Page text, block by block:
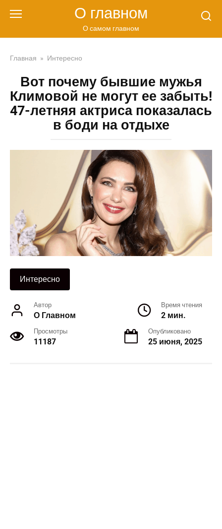
О главном
О самом главном
Главная » Интересно
Вот почему бывшие мужья
Климовой не могут ее забыть!
47-летняя актриса показалась
в боди на отдыхе
Интересно
Автор
О Главном
Время чтения
2 мин.
Просмотры
11187
Опубликовано
25 июня, 2025